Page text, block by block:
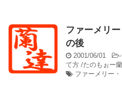
ファーメリ
の後
2001/06/01 -
て方 /たのもぉー
ファーメリー・